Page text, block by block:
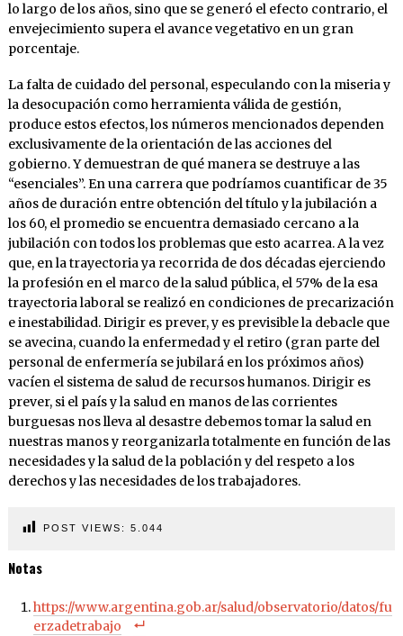
lo largo de los años, sino que se generó el efecto contrario, el
envejecimiento supera el avance vegetativo en un gran
porcentaje.
La falta de cuidado del personal, especulando con la miseria y
la desocupación como herramienta válida de gestión,
produce estos efectos, los números mencionados dependen
exclusivamente de la orientación de las acciones del
gobierno. Y demuestran de qué manera se destruye a las
“esenciales”. En una carrera que podríamos cuantificar de 35
años de duración entre obtención del título y la jubilación a
los 60, el promedio se encuentra demasiado cercano a la
jubilación con todos los problemas que esto acarrea. A la vez
que, en la trayectoria ya recorrida de dos décadas ejerciendo
la profesión en el marco de la salud pública, el 57% de la esa
trayectoria laboral se realizó en condiciones de precarización
e inestabilidad. Dirigir es prever, y es previsible la debacle que
se avecina, cuando la enfermedad y el retiro (gran parte del
personal de enfermería se jubilará en los próximos años)
vacíen el sistema de salud de recursos humanos. Dirigir es
prever, si el país y la salud en manos de las corrientes
burguesas nos lleva al desastre debemos tomar la salud en
nuestras manos y reorganizarla totalmente en función de las
necesidades y la salud de la población y del respeto a los
derechos y las necesidades de los trabajadores.
POST VIEWS: 5.044
Notas
https://www.argentina.gob.ar/salud/observatorio/datos/fu
erzadetrabajo